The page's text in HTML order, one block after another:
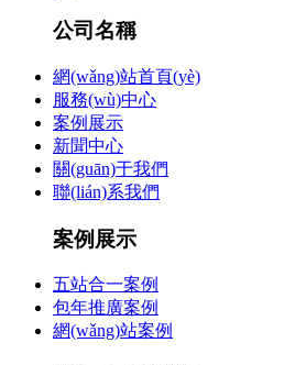
公司名稱
網(wǎng)站首頁(yè)
服務(wù)中心
案例展示
新聞中心
關(guān)于我們
聯(lián)系我們
案例展示
五站合一案例
包年推廣案例
網(wǎng)站案例